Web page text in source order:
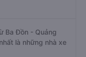
Ba Đồn - Quảng
là những nhà xe